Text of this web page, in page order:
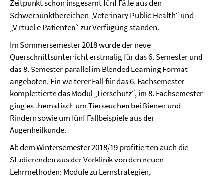
Zeitpunkt schon insgesamt fünf Fälle aus den
Schwerpunktbereichen „Veterinary Public Health“ und
„Virtuelle Patienten“ zur Verfügung standen.
Im Sommersemester 2018 wurde der neue
Querschnittsunterricht erstmalig für das 6. Semester und
das 8. Semester parallel im Blended Learning Format
angeboten. Ein weiterer Fall für das 6. Fachsemester
komplettierte das Modul „Tierschutz“, im 8. Fachsemester
ging es thematisch um Tierseuchen bei Bienen und
Rindern sowie um fünf Fallbeispiele aus der
Augenheilkunde.
Ab dem Wintersemester 2018/19 profitierten auch die
Studierenden aus der Vorklinik von den neuen
Lehrmethoden: Module zu Lernstrategien,